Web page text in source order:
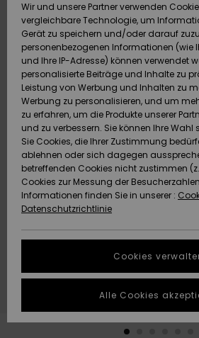
Schuhe&
Flip-Flops
Surf
Snow
Brandneu
Highlights
Schuhe&
Flip-Flops
Surf
Snow
Brandneu
Highlights
Highlights
Snow
SURF
Highlights
Community
SNOW
Snow Shop
Damen
Highlights
Community
DOPPELTER
RABATT
Outlet
Frauen
HILFE & KONTAKT
Retouren
Bezahlung
Geschenkkarte
Quiksilver
Freedom
Datenschutz
Starten Sie eine
um die
schnellste
Antwort auf Ihre
erhalten.
NACHHALTIGKEIT
SHOPS
QUIKSILVER APP
WUNSCHLISTE
Wir und unsere Partner verwenden
vergleichbare Technologie, um
Gerät zu speichern und/oder darauf
personenbezogenen Informationen (wie
und Ihre IP-Adresse) können verwendet
personalisierte Beiträge und Inhalte zu
Leistung von Werbung und Inhalten zu
Werbung zu personalisieren, und um
zu erfahren, um die Produkte unserer
und zu verbessern. Sie können Ihre Wahl
Sie Cookies, die Ihrer Zustimmung
ablehnen oder sich dagegen
betreffenden Cookies nicht zustimmen
Cookies zur Messung der
Informationen finden Sie in unserer :
Datenschutzrichtlinie
Cookies
Alle Cookies